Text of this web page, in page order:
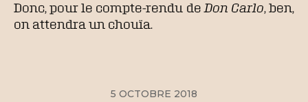
Donc, pour le compte-rendu de Don Carlo, ben,
on attendra un chouïa.
5 OCTOBRE 2018